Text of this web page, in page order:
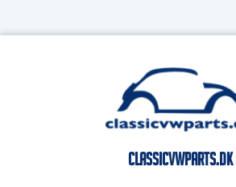
ClassicVWParts.dk